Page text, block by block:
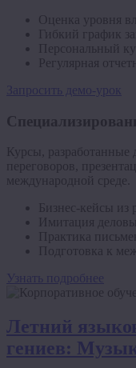
Оценка уровня
Гибкий график
Персональный
Регулярная
Запросить демо-урок
Курсы, разработанные
переговоров,
международной среде.
Бизнес-кейсы из
Имитация
Практика
Подготовка к
Узнать подробнее
Летний
гениев: